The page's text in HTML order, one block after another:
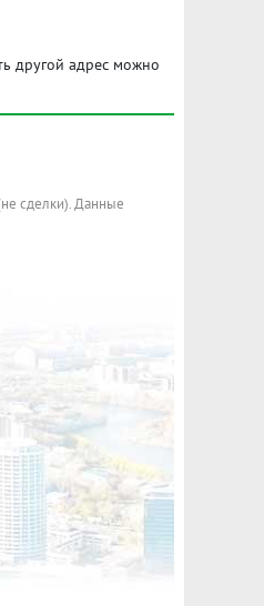
другой адрес можно
сделки). Данные